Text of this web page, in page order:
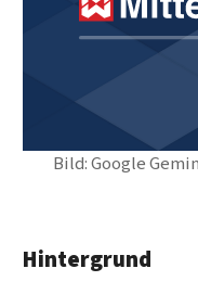
Bild: Google
Hintergrund